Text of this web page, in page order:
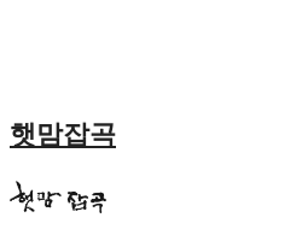
햇맘잡곡